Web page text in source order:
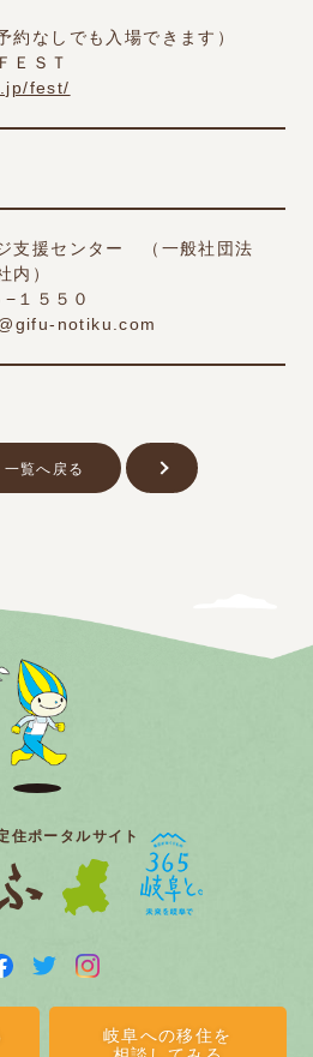
予約なしでも入場できます）
ＦＥＳＴ
fest/
支援センター （一般社団法
内）
１５５０
notiku.com
一覧へ戻る
住ポータルサイト
岐阜への移住を